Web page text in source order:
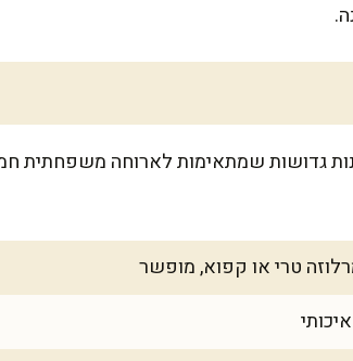
מספיק ל-4 מנות גדושות שמתאימות לארוחה